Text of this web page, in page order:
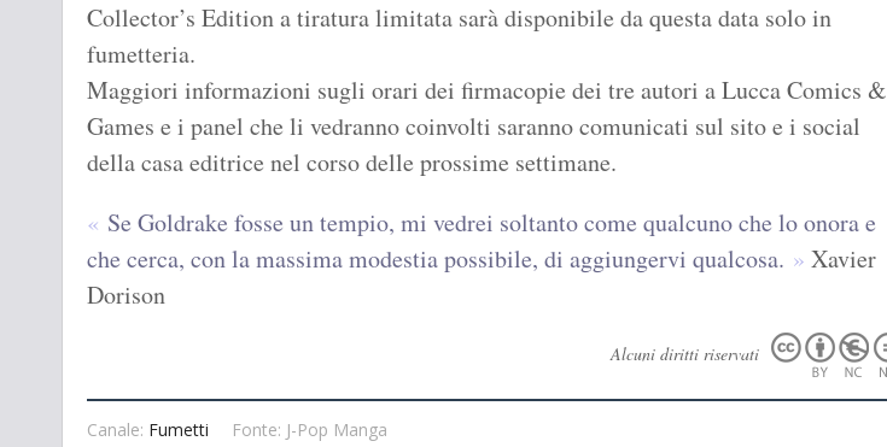
Collector’s Edition a tiratura limitata sarà disponibile da questa data solo in
fumetteria.
Maggiori informazioni sugli orari dei firmacopie dei tre autori a Lucca Comics &
Games e i panel che li vedranno coinvolti saranno comunicati sul sito e i social
della casa editrice nel corso delle prossime settimane.
Se Goldrake fosse un tempio, mi vedrei soltanto come qualcuno che lo onora e
che cerca, con la massima modestia possibile, di aggiungervi qualcosa.
Xavier
Dorison
Alcuni diritti riservati
Canale: Fumetti Fonte: J-Pop Manga